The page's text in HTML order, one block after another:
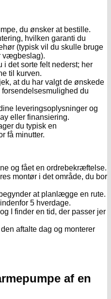
du ønsker at bestille.
hvilken garanti du
(typisk vil du skulle bruge
vægbeslag).
i det sorte felt nederst; her
til kurven.
at du har valgt de ønskede
du
leveringsoplysninger og
eller finansiering.
du typisk en
få minutter.
og fået en ordrebekræftelse.
montør i det område, du bor
at planlægge en rute.
5 hverdage.
I finder en tid, der passer jer
aftalte dag og monterer
af en